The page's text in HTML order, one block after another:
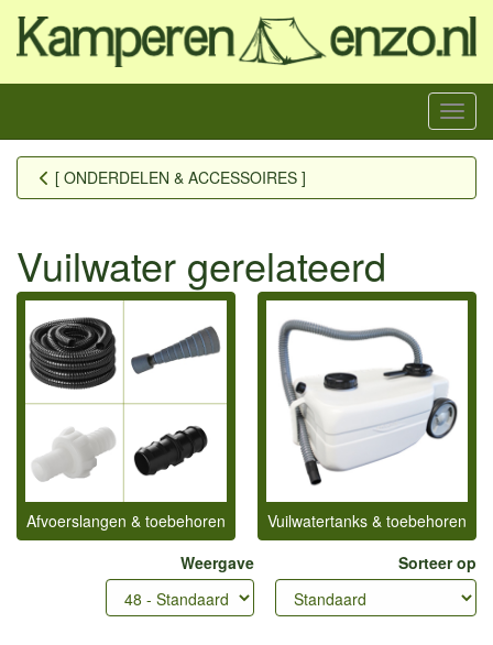
Menu
[ ONDERDELEN & ACCESSOIRES ]
Vuilwater gerelateerd
Afvoerslangen & toebehoren
Vuilwatertanks & toebehoren
Weergave
Sorteer op